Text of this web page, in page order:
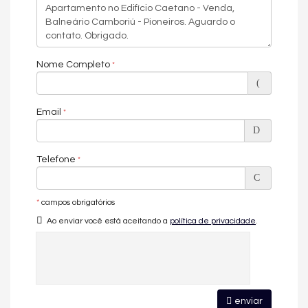
Bairro Pioneiros é reconhecido por suaqualidade de vida
oferecendo um ambiente calmo e seguro, com fácil acesso ao
centro de Balneário Camboriú e à praia. Ideal para quem busca
viver em uma região residencial, mas não abre mão de estar
perto de toda a infraestrutura e serviços da cidade.
Se você está buscandoapartamento para morarem Balneário
Camboriú, o Edifício Caetano é uma excelente escolha,
Ar Condicionado
Churrasqueira
Nome Completo
Email
Telefone
* campos obrigatórios
Ao enviar você está aceitando a política de privacidade
enviar